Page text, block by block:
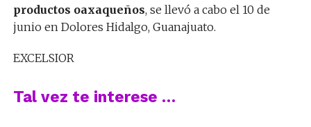
productos oaxaqueños, se llevó a cabo el 10 de
junio en Dolores Hidalgo, Guanajuato.
EXCELSIOR
Tal vez te interese …